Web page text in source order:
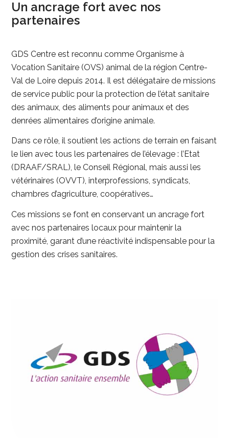
Un ancrage fort avec nos
partenaires
GDS Centre est reconnu comme Organisme à
Vocation Sanitaire (OVS) animal de la région Centre-
Val de Loire depuis 2014. Il est délégataire de missions
de service public pour la protection de l’état sanitaire
des animaux, des aliments pour animaux et des
denrées alimentaires d’origine animale.
Dans ce rôle, il soutient les actions de terrain en faisant
le lien avec tous les partenaires de l’élevage : l’Etat
(DRAAF/SRAL), le Conseil Régional, mais aussi les
vétérinaires (OVVT), interprofessions, syndicats,
chambres d’agriculture, coopératives…
Ces missions se font en conservant un ancrage fort
avec nos partenaires locaux pour maintenir la
proximité, garant d’une réactivité indispensable pour la
gestion des crises sanitaires.